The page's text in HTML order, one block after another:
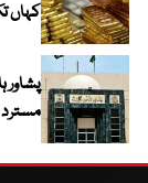
کہاں
پشاور
مسترد